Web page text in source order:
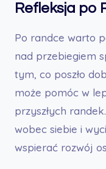
Refleksja po
Po randce warto
nad przebiegiem
tym, co poszło
może pomóc w
przyszłych
wobec siebie i
wspierać rozwój